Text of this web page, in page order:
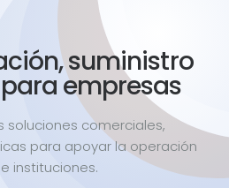
suministro
empresas
soluciones comerciales,
para apoyar la operación
instituciones.